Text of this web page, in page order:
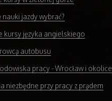
nauki jazdy wybrać?
kursy języka angielskiego
autobusu
pracy - Wrocław i okolice
niezbędne przy pracy z prądem